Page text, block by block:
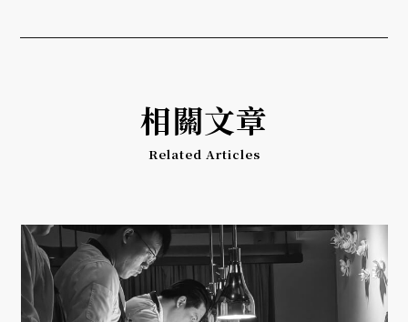
相關文章
Related Articles